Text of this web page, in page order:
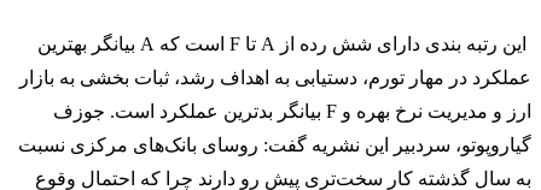
این رتبه بندی دارای شش رده از A تا F است که A بیانگر بهترین
عملکرد در مهار تورم، دستیابی به اهداف رشد، ثبات بخشی به بازار
ارز و مدیریت نرخ بهره و F بیانگر بدترین عملکرد است. جوزف
گیاروپوتو، سردبیر این نشریه گفت: روسای بانک‌های مرکزی نسبت
به سال گذشته کار سخت‌تری پیش رو دارند چرا که احتمال وقوع